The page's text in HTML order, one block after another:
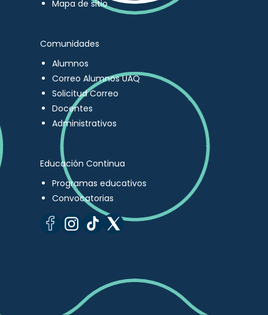
Mapa de sitio
Comunidades
Alumnos
Correo Alumnos UAQ
Solicitud Correo
Docentes
Administrativos
Educación Continua
Programas educativos
Convocatorias